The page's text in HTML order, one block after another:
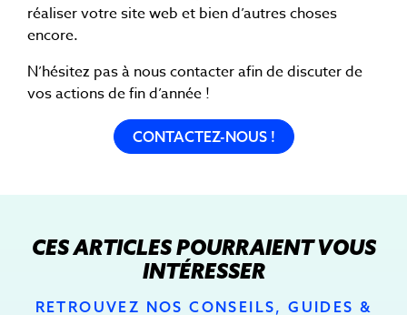
réaliser votre site web et bien d’autres choses
encore.
N’hésitez pas à nous contacter afin de discuter de
vos actions de fin d’année !
CONTACTEZ-NOUS !
CES ARTICLES POURRAIENT VOUS
INTÉRESSER
RETROUVEZ NOS CONSEILS, GUIDES &